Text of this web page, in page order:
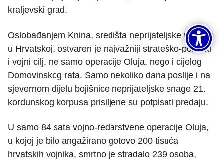
kraljevski grad.
Oslobađanjem Knina, središta neprijateljske pobune
u Hrvatskoj, ostvaren je najvažniji strateško-politički
i vojni cilj, ne samo operacije Oluja, nego i cijelog
Domovinskog rata. Samo nekoliko dana poslije i na
sjevernom dijelu bojišnice neprijateljske snage 21.
kordunskog korpusa prisiljene su potpisati predaju.
U samo 84 sata vojno-redarstvene operacije Oluja,
u kojoj je bilo angažirano gotovo 200 tisuća
hrvatskih vojnika, smrtno je stradalo 239 osoba,